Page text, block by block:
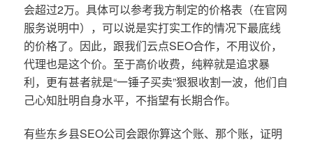
会超过2万。具体可以参考我方制定的价格表（在官网
服务说明中），可以说是实打实工作的情况下最底线
的价格了。因此，跟我们云点SEO合作，不用议价，
代理也是这个价。至于高价收费，纯粹就是追求暴
利，更有甚者就是“一锤子买卖”狠狠收割一波，他们自
己心知肚明自身水平，不指望有长期合作。
有些东乡县SEO公司会跟你算这个账、那个账，证明